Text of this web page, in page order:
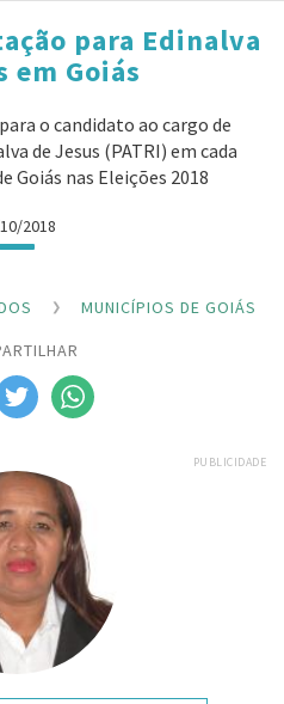
para Edinalva
em Goiás
o candidato ao cargo de
de Jesus (PATRI) em cada
Goiás nas Eleições 2018
2018
MUNICÍPIOS DE GOIÁS
PUBLICIDADE